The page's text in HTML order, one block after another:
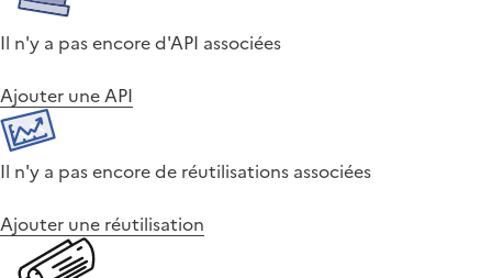
Il n'y a pas encore d'API associées
Ajouter une API
Il n'y a pas encore de réutilisations associées
Ajouter une réutilisation